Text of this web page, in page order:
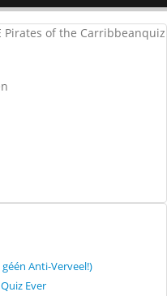
Pirates of the Carribbeanquiz
Anti-Verveel!)
Ever